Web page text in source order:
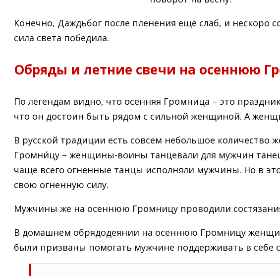
Конечно, Даждьбог после пленения ещё слаб, и нескоро
сила света победила.
Обряды и летние свечи на осеннюю
По легендам видно, что осенняя Громница – это
что он достоин быть рядом с сильной женщиной. А
В русской традиции есть совсем небольшое
Громни́цу – женщины-воины танцевали для мужчин
чаще всего огненные танцы исполняли мужчины. Но в
свою огненную силу.
Мужчины же на осеннюю Громницу проводили
В домашнем обрядодеянии на осеннюю Громницу
были призваны помогать мужчине поддерживать в себе